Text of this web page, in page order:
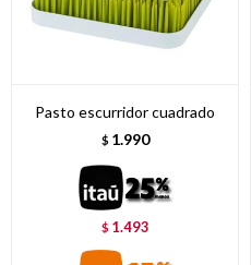
Pasto escurridor cuadrado
$ 1.990
$ 1.493